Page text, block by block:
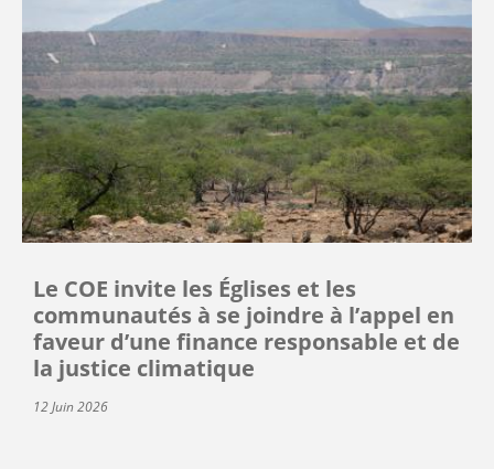
Le COE invite les Églises et les
communautés à se joindre à l’appel en
faveur d’une finance responsable et de
la justice climatique
12 Juin 2026